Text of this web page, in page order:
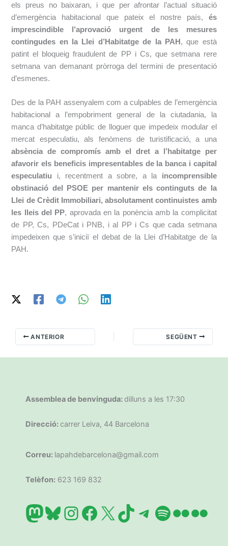
els preus no baixaran, i que per afrontar l’actual situació
d’emergència habitacional que pateix el nostre país, és
imprescindible l’aprovació urgent de les mesures
contingudes en la Llei d’Habitatge de la PAH , que està
patint el bloqueig fraudulent de PP i Cs, que setmana rere
setmana van demanant pròrroga del termini de presentació
d’esmenes.
Des de la PAH assenyalem com a culpables de l’emergència
habitacional a l’empobriment general de la ciutadania, la
manca d’habitatge públic de lloguer que impedeix modular el
mercat especulatiu, als fenòmens de turistificació, a una
absència de compromís amb el dret a l’habitatge
per
afavorir els beneficis impresentables de la banca i capital
especulatiu i, recentment a sobre, a la incomprensible
obstinació del PSOE per mantenir els continguts de la
Llei de Crèdit Immobiliari, absolutament continuistes amb
les lleis del PP, aprovada en la ponència amb la complicitat
de PP, Cs, PDeCat i PNB, i al PP i Cs que cada setmana
impedeixen que s’iniciï el debat de la Llei d’Habitatge de la
PAH.
ANTERIOR SEGÜENT
Assemblea de benvinguda: dilluns a les 17:30
Direcció: carrer Leiva, 44 Barcelona
Correu: lapahdebarcelona@gmail.com
Telèfon: 623 169 832
Mastodon
Bluesky
Instagram
Facebook
X TikTok
Telegram
Spotify
Flickr